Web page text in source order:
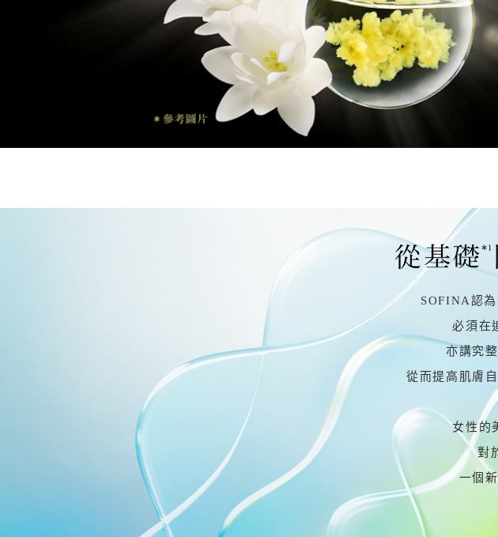
SOFINA認
必須在
亦講究
從而提高肌膚
女性的
對
一個